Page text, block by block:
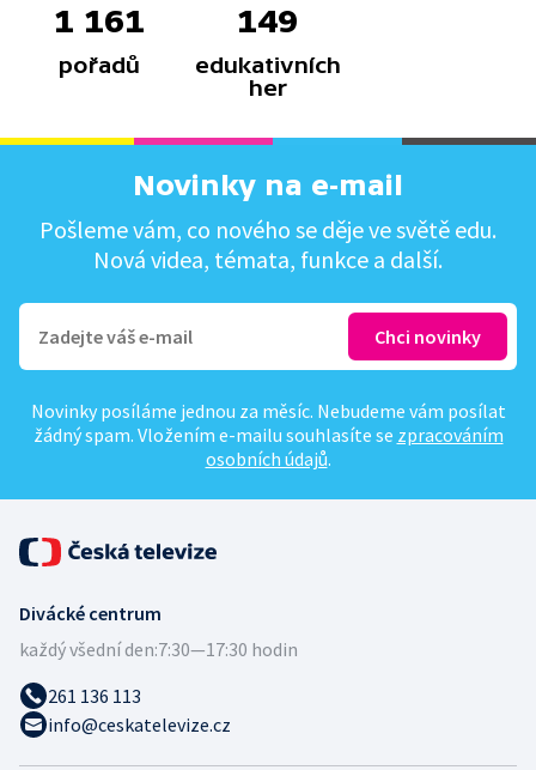
1 161
pořadů
149
edukativních
her
Novinky na e-mail
Pošleme vám, co nového se děje ve světě edu.
Nová videa, témata, funkce a další.
Novinky posíláme jednou za měsíc. Nebudeme vám posílat
žádný spam. Vložením e-mailu souhlasíte se zpracováním
osobních údajů.